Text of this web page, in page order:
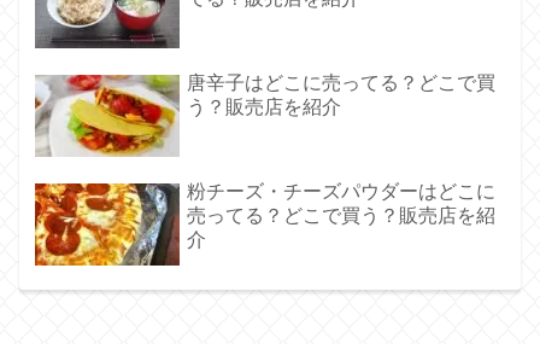
唐辛子はどこに売ってる？どこで買
う？販売店を紹介
粉チーズ・チーズパウダーはどこに
売ってる？どこで買う？販売店を紹
介